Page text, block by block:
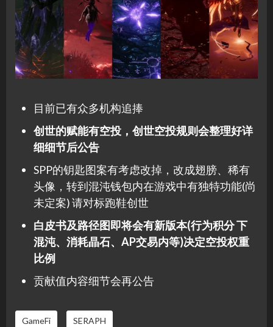
目前已有众多机构追捧
创世的赋能有空投，创世空投规则会整理好详
细细节后公告
SPP的钥匙图案有考虑改掉，改成翅膀、稀有
头像，转到混沌钱包内在游戏中有独特功能(尚
未定案) 请对标跑鞋创世
白皮书及路径图即将会有新版本(行为积分 下
混沌、消耗晶石、AP交易内等)决定空投权重
比例
贡献值内容细节会再公告
GameFi SERAPH